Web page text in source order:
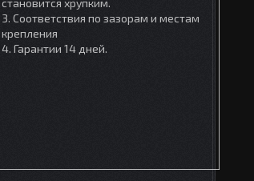
становится хрупким.
3. Соответствия по зазорам и местам
крепления
4. Гарантии 14 дней.